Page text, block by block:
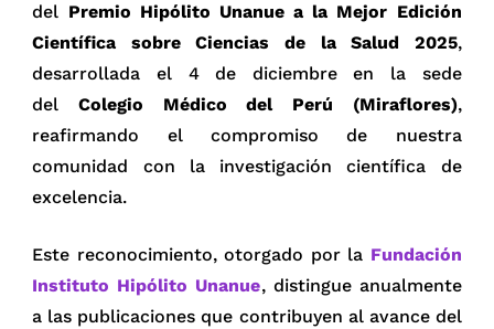
del Premio Hipólito Unanue a la Mejor Edición
Científica sobre Ciencias de la Salud 2025,
desarrollada el 4 de diciembre en la sede
delColegio Médico del Perú (Miraflores),
reafirmando el compromiso de nuestra
comunidad con la investigación científica de
excelencia.
Este reconocimiento, otorgado por la Fundación
Instituto Hipólito Unanue, distingue anualmente
a las publicaciones que contribuyen al avance del